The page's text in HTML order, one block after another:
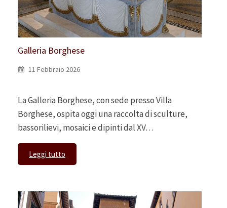
Galleria Borghese
11 Febbraio 2026
La Galleria Borghese, con sede presso Villa
Borghese, ospita oggi una raccolta di sculture,
bassorilievi, mosaici e dipinti dal XV…
Leggi tutto